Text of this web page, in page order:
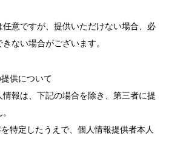
意ですが、提供いただけない場合、必
ない場合がございます。
供について
報は、下記の場合を除き、第三者に提
特定したうえで、個人情報提供者本人